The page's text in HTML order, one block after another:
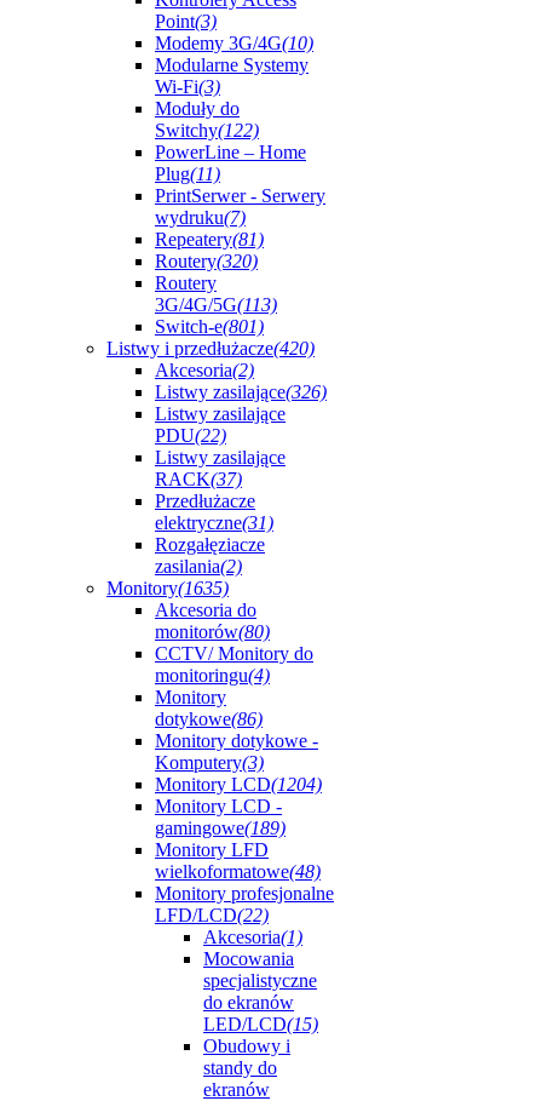
Point(3)
Modemy 3G/4G(10)
Modularne Systemy
Wi-Fi(3)
Moduły do
Switchy(122)
PowerLine – Home
Plug(11)
PrintSerwer - Serwery
wydruku(7)
Repeatery(81)
Routery(320)
Routery
3G/4G/5G(113)
Switch-e(801)
Listwy i przedłużacze(420)
Akcesoria(2)
Listwy zasilające(326)
Listwy zasilające
PDU(22)
Listwy zasilające
RACK(37)
Przedłużacze
elektryczne(31)
Rozgałęziacze
zasilania(2)
Monitory(1635)
Akcesoria do
monitorów(80)
CCTV/ Monitory do
monitoringu(4)
Monitory
dotykowe(86)
Monitory dotykowe -
Komputery(3)
Monitory LCD(1204)
Monitory LCD -
gamingowe(189)
Monitory LFD
wielkoformatowe(48)
Monitory profesjonalne
LFD/LCD(22)
Akcesoria(1)
Mocowania
specjalistyczne
do ekranów
LED/LCD(15)
Obudowy i
standy do
ekranów